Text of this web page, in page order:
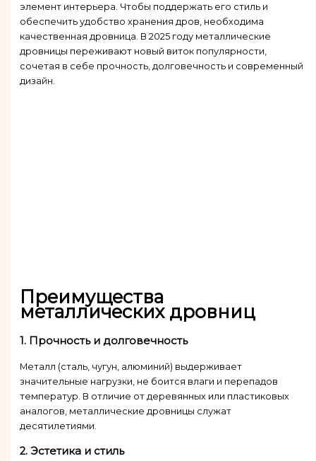
элемент интерьера. Чтобы поддержать его стиль и
обеспечить удобство хранения дров, необходима
качественная дровница. В 2025 году металлические
дровницы переживают новый виток популярности,
сочетая в себе прочность, долговечность и современный
дизайн.
Преимущества
металлических дровниц
1. Прочность и долговечность
Металл (сталь, чугун, алюминий) выдерживает
значительные нагрузки, не боится влаги и перепадов
температур. В отличие от деревянных или пластиковых
аналогов, металлические дровницы служат
десятилетиями.
2. Эстетика и стиль